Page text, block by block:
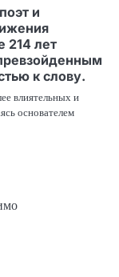
и
214 лет
к слову.
влиятельных и
основателем